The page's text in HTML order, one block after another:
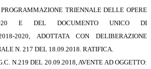
TRIENNALE DELLE OPERE
E DEL DOCUMENTO UNICO DI
2020, ADOTTATA CON DELIBERAZIONE
N. 217 DEL 18.09.2018. RATIFICA.
N.219 DEL 20.09.2018, AVENTE AD OGGETTO: